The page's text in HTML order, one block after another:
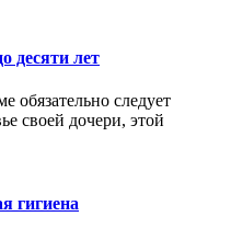
десяти лет
следует
своей дочери, этой
гигиена